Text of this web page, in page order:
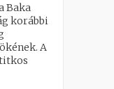
Baka
korábbi
A